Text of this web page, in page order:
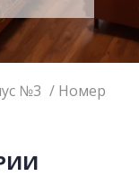
№3
Номер